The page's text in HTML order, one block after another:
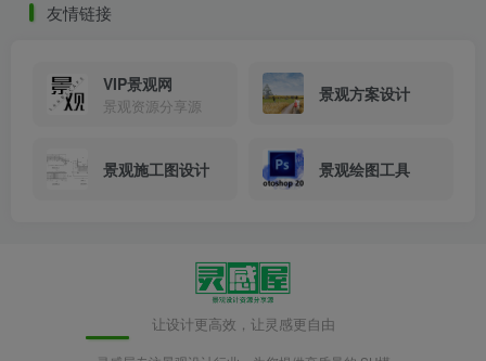
友情链接
VIP景观网
景观资源分享源
景观方案设计
景观施工图设计 景观绘图工具
让设计更高效，让灵感更自由